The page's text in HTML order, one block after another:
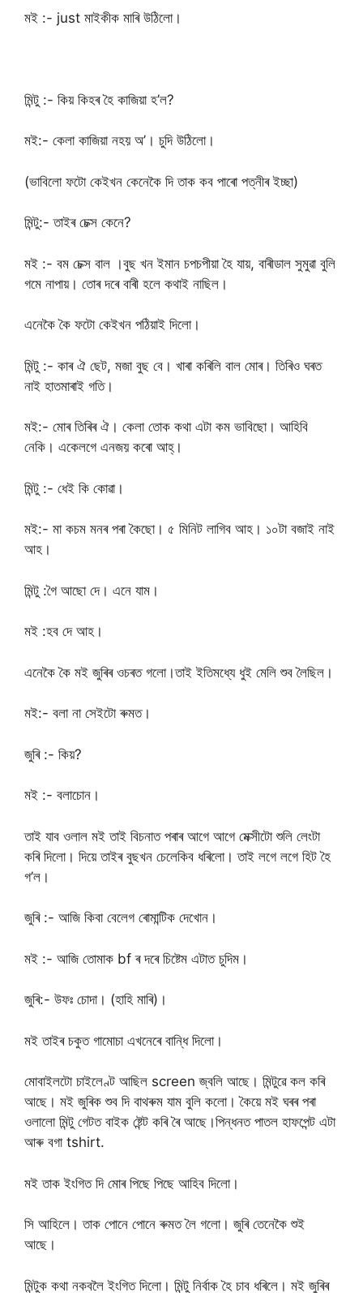
মই :- just মাইকীক মাৰি উঠিলো।
মিন্টু :- কিয় কিহৰ হৈ কাজিয়া হ’ল?
মই:- কেলা কাজিয়া নহয় অ’। চুদি উঠিলো।
(ভাবিলো ফটো কেইখন কেনেকৈ দি তাক কব পাৰো পত্নীৰ ইচ্ছা)
মিন্টু:- তাইৰ চেক্স কেনে?
মই :- বম চেক্স বাল ।বুছ খন ইমান চপচপীয়া হৈ যায়, বাৰীডাল সুমুৱা বুলি
গমে নাপায়। তোৰ দৰে বাৰী হলে কথাই নাছিল।
এনেকৈ কৈ ফটো কেইখন পঠিয়াই দিলো।
মিন্টু :- কাৰ ঐ ছেট, মজা বুছ বে। খাৰা কৰিলি বাল মোৰ। তিৰিও ঘৰত
নাই হাতমাৰাই গতি।
মই:- মোৰ তিৰিৰ ঐ। কেলা তোক কথা এটা কম ভাবিছো। আহিবি
নেকি। একেলগে এনজয় কৰো আহ্।
মিন্টু :- ধেই কি কোৱা।
মই:- মা কচম মনৰ পৰা কৈছো। ৫ মিনিট লাগিব আহ। ১০টা বজাই নাই
আহ।
মিন্টু :গৈ আছো দে। এনে যাম।
মই :হব দে আহ।
এনেকৈ কৈ মই জুৰিৰ ওচৰত গলো।তাই ইতিমধ্যে ধুই মেলি শুব লৈছিল।
মই:- বলা না সেইটো ৰুমত।
জুৰি :- কিয়?
মই :- বলাচোন।
তাই যাব ওলাল মই তাই বিচনাত পৰাৰ আগে আগে মেক্সীটো শুলি লেংটা
কৰি দিলো। দিয়ে তাইৰ বুছখন চেলেকিব ধৰিলো। তাই লগে লগে হিট হৈ
গ’ল।
জুৰি :- আজি কিবা বেলেগ ৰোমান্টিক দেখোন।
মই :- আজি তোমাক bf ৰ দৰে চিষ্টেম এটাত চুদিম।
জুৰি:- উফঃ চোদা। (হাহি মাৰি)।
মই তাইৰ চকুত গামোচা এখনেৰে বান্ধি দিলো।
মোবাইলটো চাইলেণ্ট আছিল screen জ্বলি আছে। মিন্টুৱে কল কৰি
আছে। মই জুৰিক শুব দি বাথৰুম যাম বুলি কলো। কৈয়ে মই ঘৰৰ পৰা
ওলালো মিন্টু গেটত বাইক ষ্টেন্ট কৰি ৰৈ আছে।পিন্ধনত পাতল হাফপেন্ট এটা
আৰু বগা tshirt.
মই তাক ইংগিত দি মোৰ পিছে পিছে আহিব দিলো।
সি আহিলে। তাক পোনে পোনে ৰুমত লৈ গলো। জুৰি তেনেকৈ শুই
আছে।
মিন্টুক কথা নকবলৈ ইংগিত দিলো। মিন্টু নিৰ্বাক হৈ চাব ধৰিলে। মই জুৰিৰ